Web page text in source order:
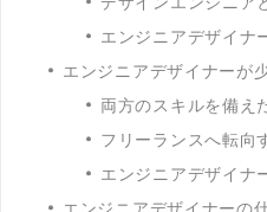
エンジニアデザイナ
エンジニアデザイナーが
両方のスキルを備え
フリーランスへ転向
エンジニアデザイナ
エンジニアデザイナーの